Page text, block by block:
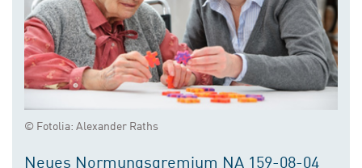
© Fotolia: Alexander Raths
Neues Normungsgremium NA 159-08-04